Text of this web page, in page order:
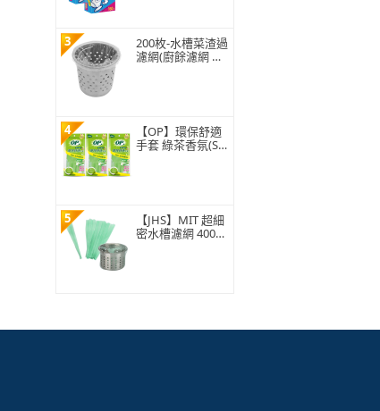
3
200枚-水槽菜渣過
濾網(廚餘濾網 菜
4
【OP】環保舒適
手套 綠茶香氛(S/
5
【JHS】MIT 超細
密水槽濾網 400入